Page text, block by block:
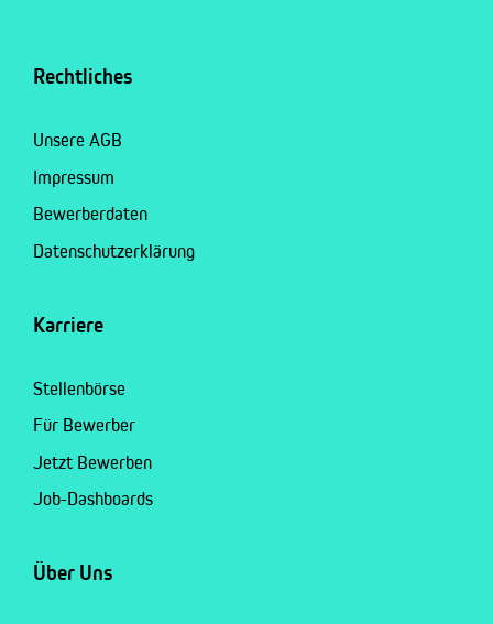
Rechtliches
Unsere AGB
Impressum
Bewerberdaten
Datenschutzerklärung
Karriere
Stellenbörse
Für Bewerber
Jetzt Bewerben
Job-Dashboards
Über Uns